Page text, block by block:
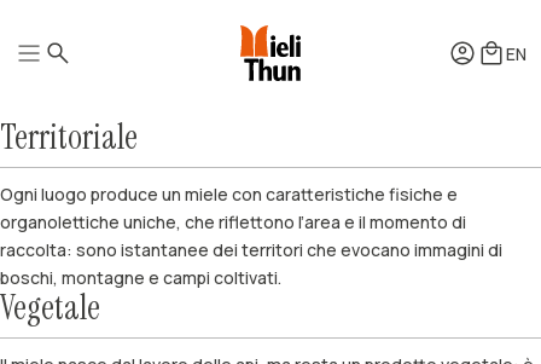
Territoriale
Ogni luogo produce un miele con caratteristiche fisiche e
organolettiche uniche, che riflettono l’area e il momento di
raccolta: sono istantanee dei territori che evocano immagini di
boschi, montagne e campi coltivati.
Vegetale
EN
Mieli
Quintessenza
Squeezers
Benessere
Mielipiù
Pollini
Aceti di miele
Idromiele
Acquavite di miele
Confezioni Regalo
Come si produce
Come si degusta
Come si conserva
Come si usa